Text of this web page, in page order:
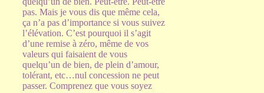
pas. Mais je vous dis que même cela,
ça n’a pas d’importance si vous suivez
l’élévation. C’est pourquoi il s’agit
d’une remise à zéro, même de vos
valeurs qui faisaient de vous
quelqu’un de bien, de plein d’amour,
tolérant, etc…nul concession ne peut
passer. Comprenez que vous soyez